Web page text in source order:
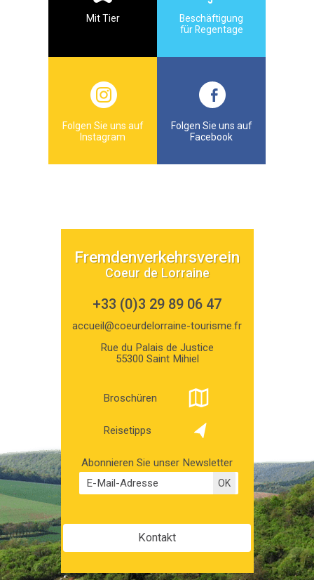
Mit Tier
Beschäftigung
für Regentage
Folgen Sie uns auf
Instagram
Folgen Sie uns auf
Facebook
Fremdenverkehrsverein
Coeur de Lorraine
+33 (0)3 29 89 06 47
accueil@coeurdelorraine-tourisme.fr
Rue du Palais de Justice
55300 Saint Mihiel
Broschüren
Reisetipps
Abonnieren Sie unser Newsletter
Kontakt